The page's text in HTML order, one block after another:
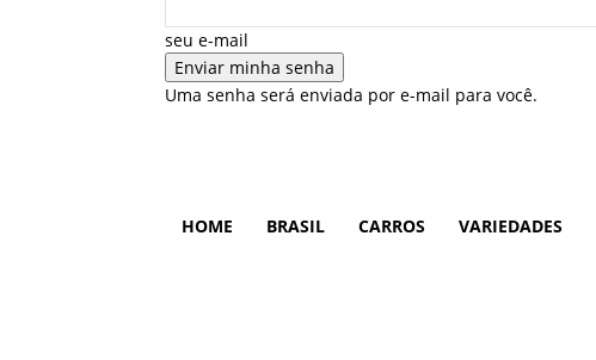
seu e-mail
Uma senha será enviada por e-mail para você.
HOME
BRASIL CARROS VARIEDADES